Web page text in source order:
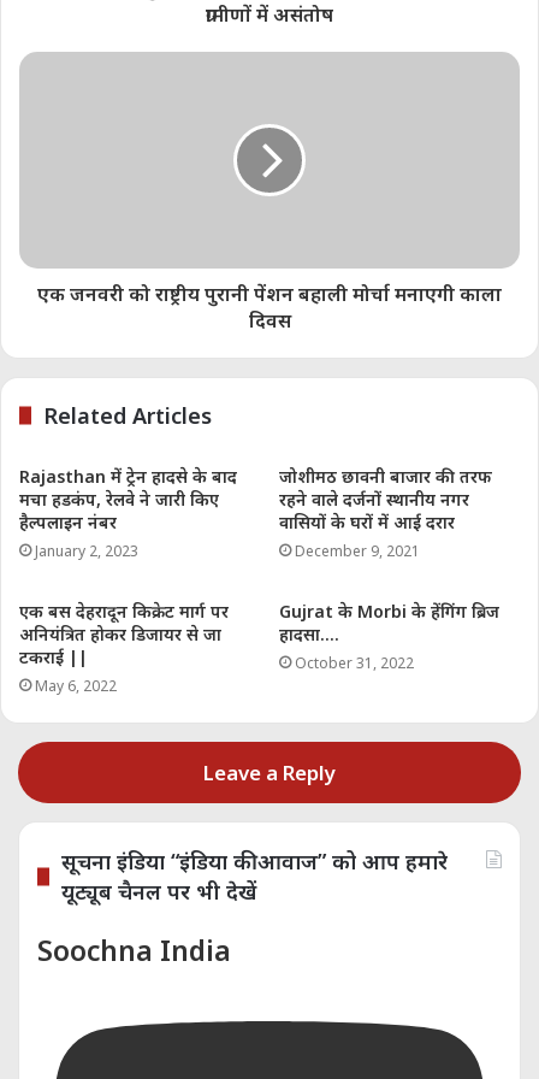
Like this:
ग्रामीणों में असंतोष
एक जनवरी को राष्ट्रीय पुरानी पेंशन बहाली मोर्चा मनाएगी काला
दिवस
Related Articles
Rajasthan में ट्रेन हादसे के बाद
मचा हडकंप, रेलवे ने जारी किए
हैल्पलाइन नंबर
January 2, 2023
जोशीमठ छावनी बाजार की तरफ
रहने वाले दर्जनों स्थानीय नगर
वासियों के घरों में आई दरार
December 9, 2021
एक बस देहरादून किक्रेट मार्ग पर
अनियंत्रित होकर डिजायर से जा
टकराई ||
May 6, 2022
Gujrat के Morbi के हेंगिंग ब्रिज
हादसा….
October 31, 2022
Leave a Reply
सूचना इंडिया “इंडिया की आवाज” को आप हमारे
यूट्यूब चैनल पर भी देखें
Soochna India